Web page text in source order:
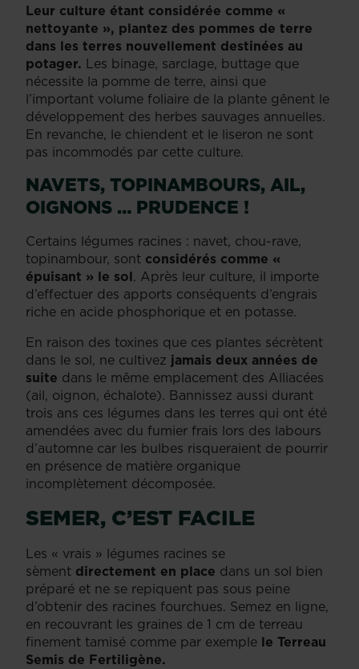
Leur culture étant considérée comme «
nettoyante », plantez des pommes de terre
dans les terres nouvellement destinées au
potager. Les binage, sarclage, buttage que
nécessite la pomme de terre, ainsi que
l’important volume foliaire de la plante gênent le
développement des herbes sauvages annuelles.
En revanche, le chiendent et le liseron ne sont
pas incommodés par cette culture.
NAVETS, TOPINAMBOURS, AIL,
OIGNONS … PRUDENCE !
Certains légumes racines : navet, chou-rave,
topinambour, sont considérés comme «
épuisant » le sol. Après leur culture, il importe
d’effectuer des apports conséquents d’engrais
riche en acide phosphorique et en potasse.
En raison des toxines que ces plantes sécrètent
dans le sol, ne cultivez jamais deux années de
suite dans le même emplacement des Alliacées
(ail, oignon, échalote). Bannissez aussi durant
trois ans ces légumes dans les terres qui ont été
amendées avec du fumier frais lors des labours
d’automne car les bulbes risqueraient de pourrir
en présence de matière organique
incomplètement décomposée.
SEMER, C’EST FACILE
Les « vrais » légumes racines se
sèment directement en place dans un sol bien
préparé et ne se repiquent pas sous peine
d’obtenir des racines fourchues. Semez en ligne,
en recouvrant les graines de 1 cm de terreau
finement tamisé comme par exemple le Terreau
Semis de Fertiligène.